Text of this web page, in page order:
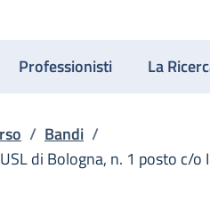
Professionisti La
/ Bandi /
di Bologna, n. 1 posto c/o